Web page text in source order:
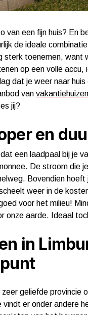
van een fijn huis? En
de ideale
sterk toenemen, want
op een volle
dat je weer naar
van
jij?
en
een laadpaal bij je
De stroom die
Bovendien
weer in de
voor het milieu!
onze aarde. Ideaal
in
zeer geliefde provincie
vindt er onder andere